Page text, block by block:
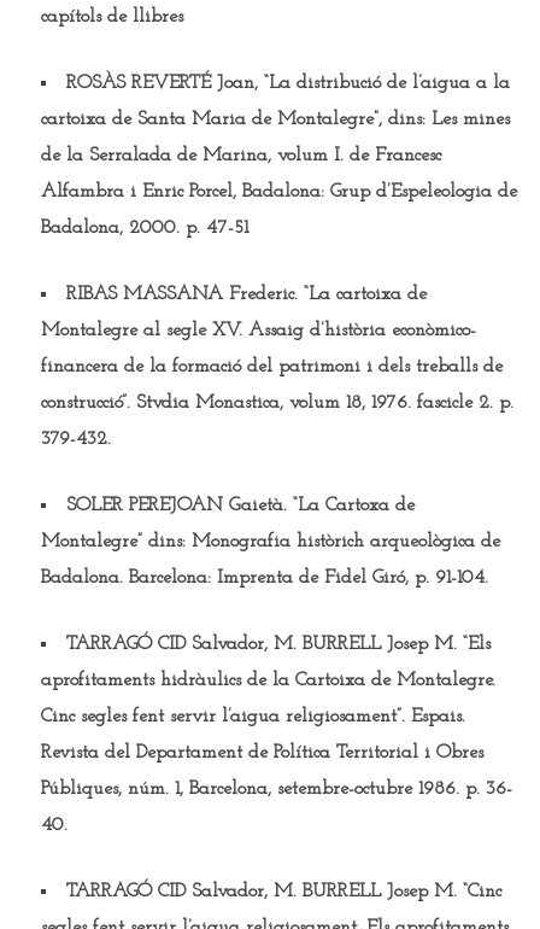
capítols de llibres
ROSÀS REVERTÉ Joan, “La distribució de l’aigua a la
cartoixa de Santa Maria de Montalegre”, dins: Les mines
de la Serralada de Marina, volum I. de Francesc
Alfambra i Enric Porcel, Badalona: Grup d’Espeleologia de
Badalona, 2000. p. 47-51
RIBAS MASSANA Frederic.“La cartoixa de
Montalegre al segle XV. Assaig d’història econòmico-
financera de la formació del patrimoni i dels treballs de
construcció”. Stvdia Monastica, volum 18, 1976. fascicle 2. p.
379-432.
SOLER PEREJOAN Gaietà. “La Cartoxa de
Montalegre” dins: Monografia històrich arqueològica de
Badalona. Barcelona: Imprenta de Fidel Giró, p. 91-104.
TARRAGÓ CID Salvador, M. BURRELL Josep M. “Els
aprofitaments hidràulics de la Cartoixa de Montalegre.
Cinc segles fent servir l’aigua religiosament”. Espais.
Revista del Departament de Política Territorial i Obres
Públiques, núm. 1, Barcelona, setembre-octubre 1986. p. 36-
40.
TARRAGÓ CID Salvador, M. BURRELL Josep M.“Cinc